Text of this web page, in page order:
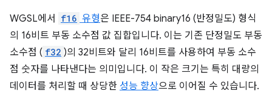
WGSL에서 f16 유형은 IEEE-754 binary16 (반정밀도) 형식
의 16비트 부동 소수점 값 집합입니다. 이는 기존 단정밀도 부동
소수점 ( f32 )의 32비트와 달리 16비트를 사용하여 부동 소수
점 숫자를 나타낸다는 의미입니다. 이 작은 크기는 특히 대량의
데이터를 처리할 때 상당한 성능 향상으로 이어질 수 있습니다.